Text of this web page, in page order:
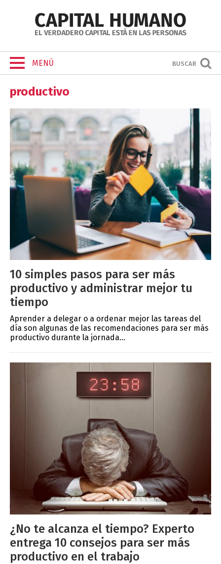
MENÚ BUSCAR
productivo
10 simples pasos para ser más
productivo y administrar mejor tu
tiempo
Aprender a delegar o a ordenar mejor las tareas del
día son algunas de las recomendaciones para ser más
productivo durante la jornada...
¿No te alcanza el tiempo? Experto
entrega 10 consejos para ser más
productivo en el trabajo